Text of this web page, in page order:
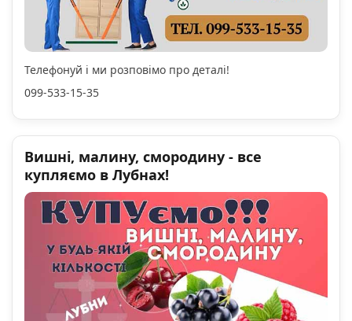
Телефонуй і ми розповімо про деталі!
099-533-15-35
Вишні, малину, смородину - все
купляємо в Лубнах!